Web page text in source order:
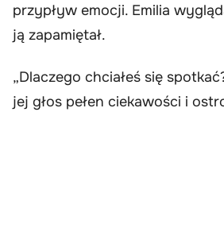
przypływ emocji. Emilia
ją zapamiętał.
„Dlaczego chciałeś się
jej głos pełen ciekawości i